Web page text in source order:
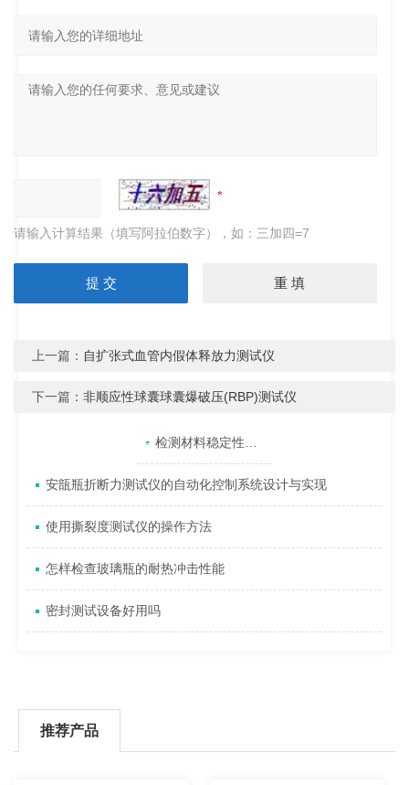
请输入计算结果（填写阿拉伯数字），如：三加四=7
上一篇： 自扩张式血管内假体释放力测试仪
下一篇：非顺应性球囊球囊爆破压(RBP)测试仪
相关文章 检测材料稳定性：内应力测试仪的准确性与可靠性
安瓿瓶折断力测试仪的自动化控制系统设计与实现
使用撕裂度测试仪的操作方法
怎样检查玻璃瓶的耐热冲击性能
密封测试设备好用吗
推荐产品